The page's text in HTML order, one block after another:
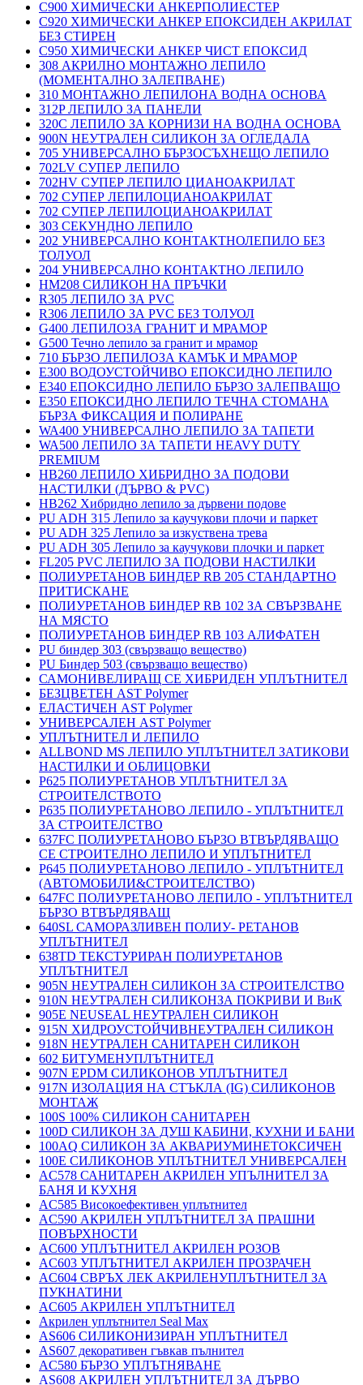
C900 ХИМИЧЕСКИ АНКЕРПОЛИЕСТЕP
C920 ХИМИЧЕСКИ АНКЕР ЕПОКСИДЕН АКРИЛАТ
БЕЗ СТИРЕН
C950 ХИМИЧЕСКИ АНКЕР ЧИСТ ЕПОКСИД
308 АКРИЛНО МОНТАЖНО ЛЕПИЛО
(МОМЕНТАЛНО ЗАЛЕПВАНЕ)
310 МОНТАЖНО ЛЕПИЛОНА ВОДНА ОСНОВА
312P ЛЕПИЛО ЗА ПАНЕЛИ
320C ЛЕПИЛО ЗА КОРНИЗИ НА ВОДНА ОСНОВА
900N НЕУТРАЛЕН СИЛИКОН ЗА ОГЛЕДАЛА
705 УНИВЕРСАЛНО БЪРЗОСЪХНЕЩО ЛЕПИЛО
702LV СУПЕР ЛЕПИЛО
702HV СУПЕР ЛЕПИЛО ЦИАНОАКРИЛАТ
702 СУПЕР ЛЕПИЛОЦИАНОАКРИЛАТ
702 СУПЕР ЛЕПИЛОЦИАНОАКРИЛАТ
303 СЕКУНДНО ЛЕПИЛО
202 УНИВЕРСАЛНО КОНТАКТНОЛЕПИЛО БЕЗ
ТОЛУОЛ
204 УНИВЕРСАЛНО КОНТАКТНО ЛЕПИЛО
HM208 СИЛИКОН НА ПРЪЧКИ
R305 ЛЕПИЛО ЗА PVC
R306 ЛЕПИЛО ЗА PVC БЕЗ ТОЛУОЛ
G400 ЛЕПИЛОЗА ГРАНИТ И МРАМОP
G500 Течно лепило за гранит и мрамор
710 БЪРЗО ЛЕПИЛОЗА КАМЪК И МРАМОP
E300 ВОДОУСТОЙЧИВО ЕПОКСИДНО ЛЕПИЛО
E340 ЕПОКСИДНО ЛЕПИЛО БЪРЗО ЗАЛЕПВАЩО
E350 ЕПОКСИДНО ЛЕПИЛО ТЕЧНА СТОМАНА
БЪРЗА ФИКСАЦИЯ И ПОЛИРАНЕ
WA400 УНИВЕРСАЛНО ЛЕПИЛО ЗА ТАПЕТИ
WA500 ЛЕПИЛО ЗА ТАПЕТИ HEAVY DUTY
PREMIUM
HB260 ЛЕПИЛО ХИБРИДНО ЗА ПОДОВИ
НАСТИЛКИ (ДЪРВО & PVC)
HB262 Хибридно лепило за дървени подове
PU ADH 315 Лепило за каучукови плочи и паркет
PU ADH 325 Лепило за изкуствена трева
PU ADH 305 Лепило за каучукови плочки и паркет
FL205 PVC ЛЕПИЛО ЗА ПОДОВИ НАСТИЛКИ
ПОЛИУРЕТАНОВ БИНДЕР RB 205 СТАНДАРТНО
ПРИТИСКАНЕ
ПОЛИУРЕТАНОВ БИНДЕР RB 102 ЗА СВЪРЗВАНЕ
НА МЯСТО
ПОЛИУРЕТАНОВ БИНДЕР RB 103 АЛИФАТЕН
PU биндер 303 (свързващо вещество)
PU Биндер 503 (свързващо вещество)
САМОНИВЕЛИРАЩ СЕ ХИБРИДЕН УПЛЪТНИТЕЛ
БЕЗЦВЕТЕН AST Polymer
ЕЛАСТИЧЕН AST Polymer
УНИВЕРСАЛЕН AST Polymer
УПЛЪТНИТЕЛ И ЛЕПИЛО
ALLBOND MS ЛЕПИЛО УПЛЪТНИТЕЛ ЗАТИКОВИ
НАСТИЛКИ И ОБЛИЦОВКИ
P625 ПОЛИУРЕТАНОВ УПЛЪТНИТЕЛ ЗА
СТРОИТЕЛСТВОТО
P635 ПОЛИУРЕТАНОВО ЛЕПИЛО - УПЛЪТНИТЕЛ
ЗА СТРОИТЕЛСТВО
637FC ПОЛИУРЕТАНОВО БЪРЗО ВТВЪРДЯВАЩО
СЕ СТРОИТЕЛНО ЛЕПИЛО И УПЛЪТНИТЕЛ
P645 ПОЛИУРЕТАНОВО ЛЕПИЛО - УПЛЪТНИТЕЛ
(АВТОМОБИЛИ&СТРОИТЕЛСТВО)
647FC ПОЛИУРЕТАНОВО ЛЕПИЛО - УПЛЪТНИТЕЛ
БЪРЗО ВТВЪРДЯВАЩ
640SL САМОРАЗЛИВЕН ПОЛИУ- РЕТАНОВ
УПЛЪТНИТЕЛ
638TD ТЕКСТУРИРАН ПОЛИУРЕТАНОВ
УПЛЪТНИТЕЛ
905N НЕУТРАЛЕН СИЛИКОН ЗА СТРОИТЕЛСТВО
910N НЕУТРАЛЕН СИЛИКОНЗА ПОКРИВИ И ВиК
905E NEUSEAL НЕУТРАЛЕН СИЛИКОН
915N ХИДРОУСТОЙЧИВНЕУТРАЛЕН СИЛИКОН
918N НЕУТРАЛЕН САНИТАРЕН СИЛИКОН
602 БИТУМЕНУПЛЪТНИТЕЛ
907N EPDM СИЛИКОНОВ УПЛЪТНИТЕЛ
917N ИЗОЛАЦИЯ НА СТЪКЛА (IG) СИЛИКОНОВ
МОНТАЖ
100S 100% СИЛИКОН САНИТАРЕН
100D СИЛИКОН ЗА ДУШ КАБИНИ, КУХНИ И БАНИ
100AQ СИЛИКОН ЗА АКВАРИУМИНЕТОКСИЧЕН
100E СИЛИКОНОВ УПЛЪТНИТЕЛ УНИВЕРСАЛЕН
AC578 САНИТАРЕН АКРИЛЕН УПЪЛНИТЕЛ ЗА
БАНЯ И КУХНЯ
AC585 Високоефективен уплътнител
AC590 АКРИЛЕН УПЛЪТНИТЕЛ ЗА ПРАШНИ
ПОВЪРХНОСТИ
AC600 УПЛЪТНИТЕЛ АКРИЛЕН РОЗОВ
AC603 УПЛЪТНИТЕЛ АКРИЛЕН ПРОЗРАЧЕН
AC604 СВРЪХ ЛЕК АКРИЛЕНУПЛЪТНИТЕЛ ЗА
ПУКНАТИНИ
AC605 АКРИЛЕН УПЛЪТНИТЕЛ
Акрилен уплътнител Seal Max
AS606 СИЛИКОНИЗИРАН УПЛЪТНИТЕЛ
AS607 декоративен гъвкав пълнител
AC580 БЪРЗО УПЛЪТНЯВАНЕ
AS608 АКРИЛЕН УПЛЪТНИТЕЛ ЗА ДЪРВО